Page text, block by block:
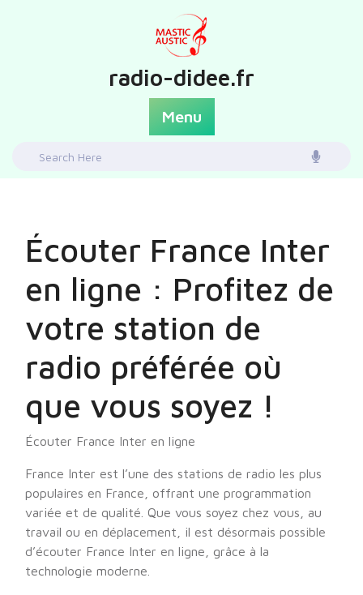
radio-didee.fr
Menu
Search
Écouter France Inter
en ligne : Profitez de
votre station de
radio préférée où
que vous soyez !
Écouter France Inter en ligne
France Inter est l’une des stations de radio les plus
populaires en France, offrant une programmation
variée et de qualité. Que vous soyez chez vous, au
travail ou en déplacement, il est désormais possible
d’écouter France Inter en ligne, grâce à la
technologie moderne.